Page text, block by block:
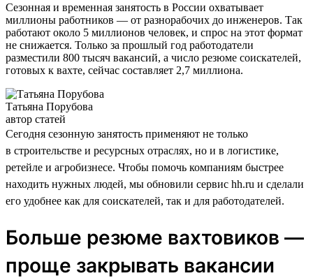
Сезонная и временная занятость в России охватывает
миллионы работников — от разнорабочих до инженеров. Так
работают около 5 миллионов человек, и спрос на этот формат
не снижается. Только за прошлый год работодатели
разместили 800 тысяч вакансий, а число резюме соискателей,
готовых к вахте, сейчас составляет 2,7 миллиона.
Татьяна Порубова
автор статей
Сегодня сезонную занятость применяют не только
в строительстве и ресурсных отраслях, но и в логистике,
ретейле и агробизнесе. Чтобы помочь компаниям быстрее
находить нужных людей, мы обновили сервис hh.ru и сделали
его удобнее как для соискателей, так и для работодателей.
Больше резюме вахтовиков —
проще закрывать вакансии